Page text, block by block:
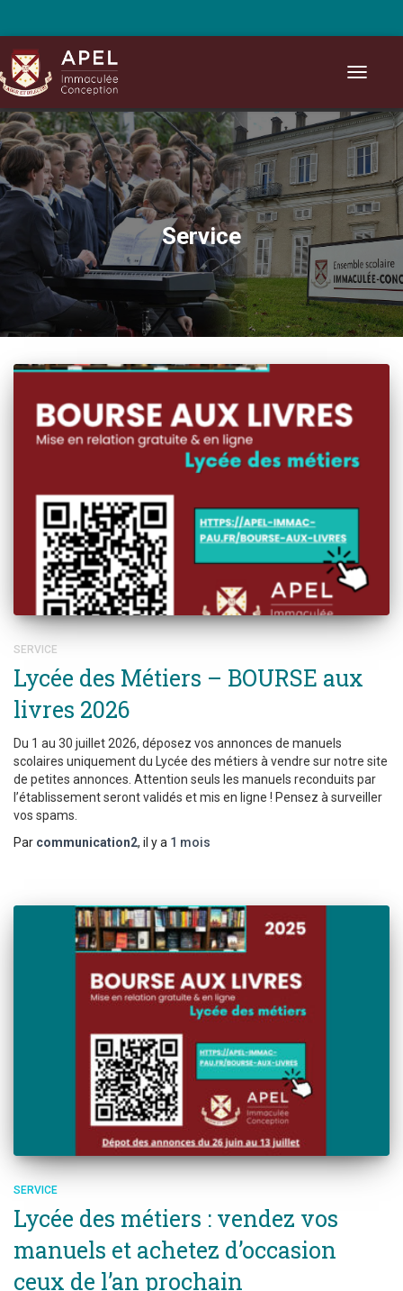
Service
SERVICE
Lycée des Métiers – BOURSE aux
livres 2026
Du 1 au 30 juillet 2026, déposez vos annonces de manuels
scolaires uniquement du Lycée des métiers à vendre sur notre site
de petites annonces. Attention seuls les manuels reconduits par
l’établissement seront validés et mis en ligne ! Pensez à surveiller
vos spams.
Par communication2, il y a 1 mois
SERVICE
Lycée des métiers : vendez vos
manuels et achetez d’occasion
ceux de l’an prochain